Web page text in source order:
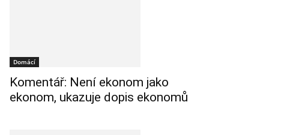
Domácí
Komentář: Není ekonom jako
ekonom, ukazuje dopis ekonomů